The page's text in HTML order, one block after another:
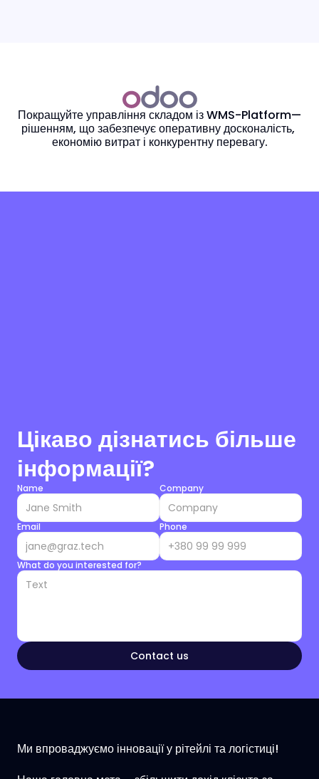
Покращуйте управління складом із WMS-Platform—
рішенням, що забезпечує оперативну досконалість,
економію витрат і конкурентну перевагу.
Цікаво дізнатись більше
інформації?
Name Company
Email Phone
What do you interested for?
Contact us
Ми впроваджуємо інновації у рітейлі та логістиці!